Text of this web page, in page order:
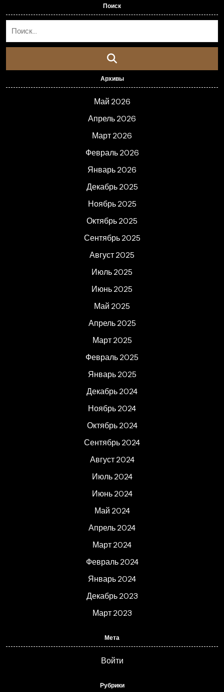
Поиск
Архивы
Май 2026
Апрель 2026
Март 2026
Февраль 2026
Январь 2026
Декабрь 2025
Ноябрь 2025
Октябрь 2025
Сентябрь 2025
Август 2025
Июль 2025
Июнь 2025
Май 2025
Апрель 2025
Март 2025
Февраль 2025
Январь 2025
Декабрь 2024
Ноябрь 2024
Октябрь 2024
Сентябрь 2024
Август 2024
Июль 2024
Июнь 2024
Май 2024
Апрель 2024
Март 2024
Февраль 2024
Январь 2024
Декабрь 2023
Март 2023
Мета
Войти
Рубрики